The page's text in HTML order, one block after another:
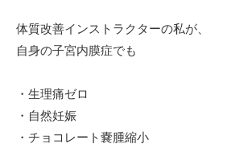
体質改善インストラクターの私が、⁡
自身の子宮内膜症でも⁡
・生理痛ゼロ⁡
・自然妊娠⁡
・チョコレート嚢腫縮小⁡